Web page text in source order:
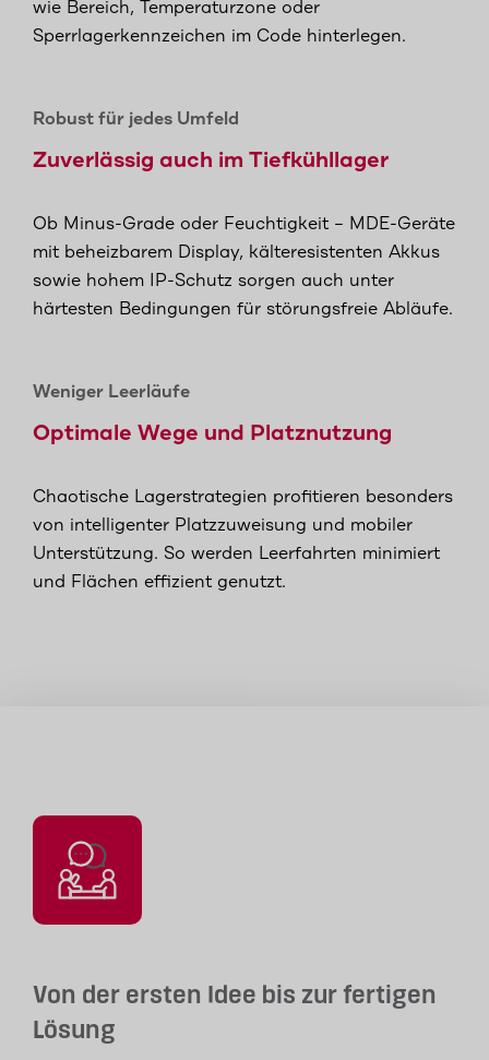
wie Bereich, Temperaturzone oder
Sperrlagerkennzeichen im Code hinterlegen.
Robust für jedes Umfeld
Zuverlässig auch im Tiefkühllager
Ob Minus-Grade oder Feuchtigkeit – MDE-Geräte
mit beheizbarem Display, kälteresistenten Akkus
sowie hohem IP-Schutz sorgen auch unter
härtesten Bedingungen für störungsfreie Abläufe.
Weniger Leerläufe
Optimale Wege und Platznutzung
Chaotische Lagerstrategien profitieren besonders
von intelligenter Platzzuweisung und mobiler
Unterstützung. So werden Leerfahrten minimiert
und Flächen effizient genutzt.
Von der ersten Idee bis zur fertigen
Lösung